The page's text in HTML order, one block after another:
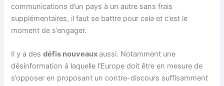
communications d’un pays à un autre sans frais
supplémentaires, il faut se battre pour cela et c’est le
moment de s’engager.
Il y a desdéfis nouveauxaussi. Notamment une
désinformation à laquelle l’Europe doit être en mesure de
s’opposer en proposant un contre-discours suffisamment